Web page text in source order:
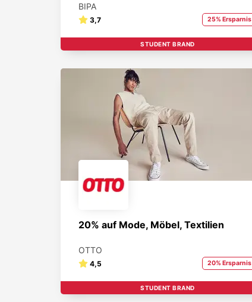
BIPA
3,7 25% Ersparnis
STUDENT BRAND
20% auf Mode, Möbel, Textilien
OTTO
4,5 20% Ersparnis
STUDENT BRAND